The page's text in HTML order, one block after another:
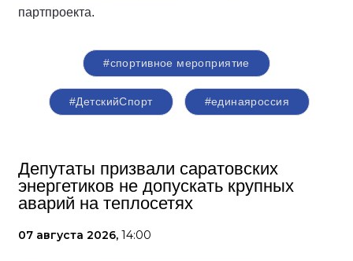
партпроекта.
#спортивное мероприятие
#ДетскийСпорт #единаяроссия
Депутаты призвали саратовских
энергетиков не допускать крупных
аварий на теплосетях
07 августа 2026, 14:00